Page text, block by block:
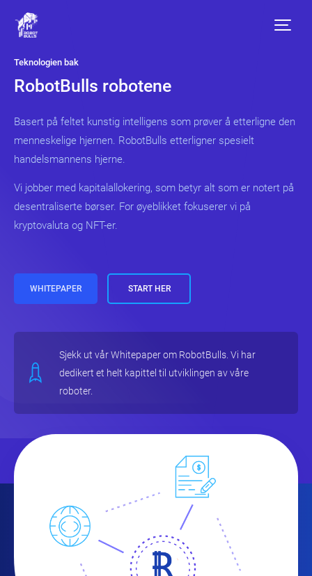
Teknologien bak
RobotBulls robotene
Basert på feltet kunstig intelligens som prøver å etterligne den
menneskelige hjernen. RobotBulls etterligner spesielt
handelsmannens hjerne.
Vi jobber med kapitalallokering, som betyr alt som er notert på
desentraliserte børser. For øyeblikket fokuserer vi på
kryptovaluta og NFT-er.
WHITEPAPER START HER
Sjekk ut vår Whitepaper om RobotBulls. Vi har
dedikert et helt kapittel til utviklingen av våre
roboter.